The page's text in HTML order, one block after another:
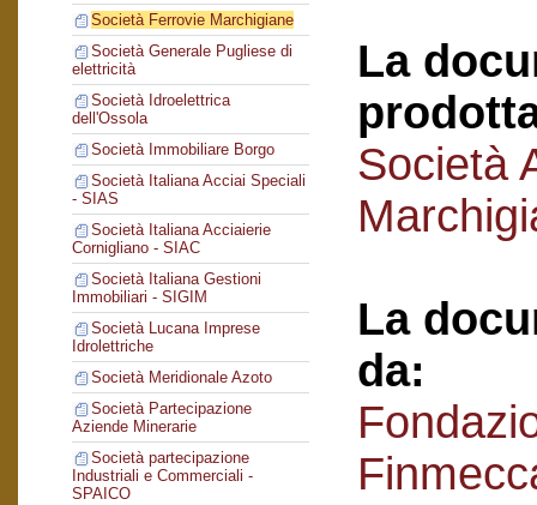
Società Ferrovie Marchigiane
Società Generale Pugliese di
elettricità
Società Idroelettrica
dell'Ossola
Società Immobiliare Borgo
Società Italiana Acciai Speciali
- SIAS
Società Italiana Acciaierie
Cornigliano - SIAC
Società Italiana Gestioni
Immobiliari - SIGIM
Società Lucana Imprese
Idrolettriche
Società Meridionale Azoto
Società Partecipazione
Aziende Minerarie
Società partecipazione
Industriali e Commerciali -
SPAICO
La
Società
La
da: